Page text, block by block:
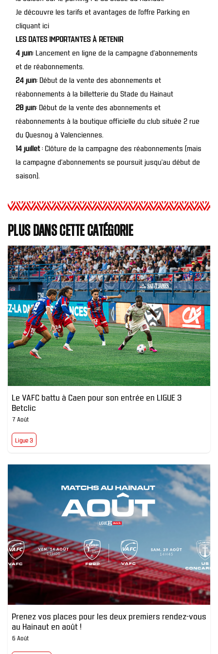
Je découvre les tarifs et avantages de l’offre Parking en
cliquant ici
LES DATES IMPORTANTES À RETENIR
4 juin: Lancement en ligne de la campagne d’abonnements
et de réabonnements.
24 juin: Début de la vente des abonnements et
réabonnements à la billetterie du Stade du Hainaut
28 juin: Début de la vente des abonnements et
réabonnements à la boutique officielle du club située 2 rue
du Quesnoy à Valenciennes.
14 juillet: Clôture de la campagne des réabonnements (mais
la campagne d’abonnements se poursuit jusqu’au début de
saison).
Plus dans cette catégorie
Le VAFC battu à Caen pour son entrée en LIGUE 3
Betclic
7 Août
Ligue 3
Prenez vos places pour les deux premiers rendez-vous
au Hainaut en août !
6 Août